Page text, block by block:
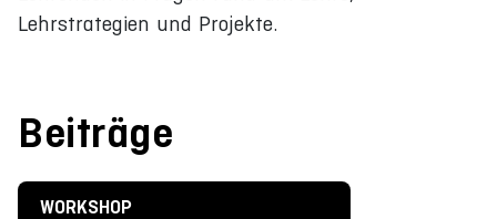
Lehrstrategien und Projekte.
Beiträge
WORKSHOP